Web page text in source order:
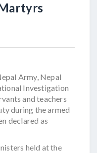
Army, Nepal
Investigation
and teachers
during the armed
declared as
held at the